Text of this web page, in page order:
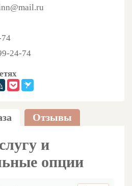
24-74
Отзывы
и
опции